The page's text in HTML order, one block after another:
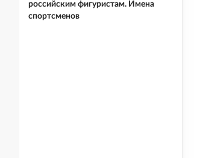
российским фигуристам. Имена
спортсменов